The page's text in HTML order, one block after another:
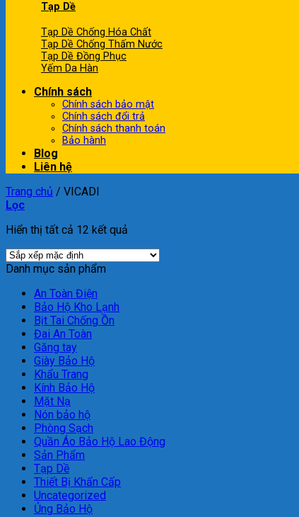
Tạp Dề
Tạp Dề Chống Hóa Chất
Tạp Dề Chống Thấm Nước
Tạp Dề Đồng Phục
Yếm Da Hàn
Chính sách
Chính sách bảo mật
Chính sách đổi trả
Chính sách thanh toán
Bảo hành
Blog
Liên hệ
Trang chủ / VICADI
Lọc
Hiển thị tất cả 12 kết quả
Danh mục sản phẩm
An Toàn Điện
Bảo Hộ Kho Lạnh
Bịt Tai Chống Ồn
Đai An Toàn
Găng tay
Giày Bảo Hộ
Khẩu Trang
Kính Bảo Hộ
Mặt Nạ
Nón bảo hộ
Phòng Sạch
Quần Áo Bảo Hộ Lao Động
Sản Phẩm
Tạp Dề
Thiết Bị Khẩn Cấp
Uncategorized
Ủng Bảo Hộ